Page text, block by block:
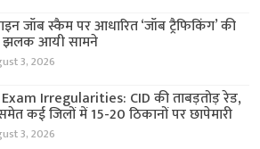
जॉब स्कैम पर आधारित ‘जॉब ट्रैफिकिंग’ की
झलक आयी सामने
3, 2026
Exam Irregularities: CID की ताबड़तोड़ रेड,
कई जिलों में 15-20 ठिकानों पर छापेमारी
3, 2026